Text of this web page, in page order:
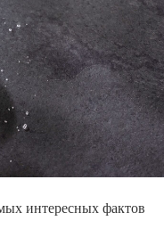
интересных фактов